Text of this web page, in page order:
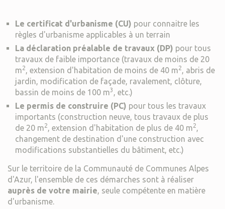
Le certificat d'urbanisme (CU) pour connaitre les
règles d'urbanisme applicables à un terrain
La déclaration préalable de travaux (DP) pour tous
travaux de faible importance (travaux de moins de 20
m2, extension d'habitation de moins de 40 m2, abris de
jardin, modification de façade, ravalement, clôture,
bassin de moins de 100 m3 , etc.)
Le permis de construire (PC) pour tous les travaux
importants (construction neuve, tous travaux de plus
de 20 m2, extension d'habitation de plus de 40 m2,
changement de destination d'une construction avec
modifications substantielles du bâtiment, etc.)
Sur le territoire de la Communauté de Communes Alpes
d'Azur, l'ensemble de ces démarches sont à réaliser
auprès de votre mairie, seule compétente en matière
d'urbanisme.